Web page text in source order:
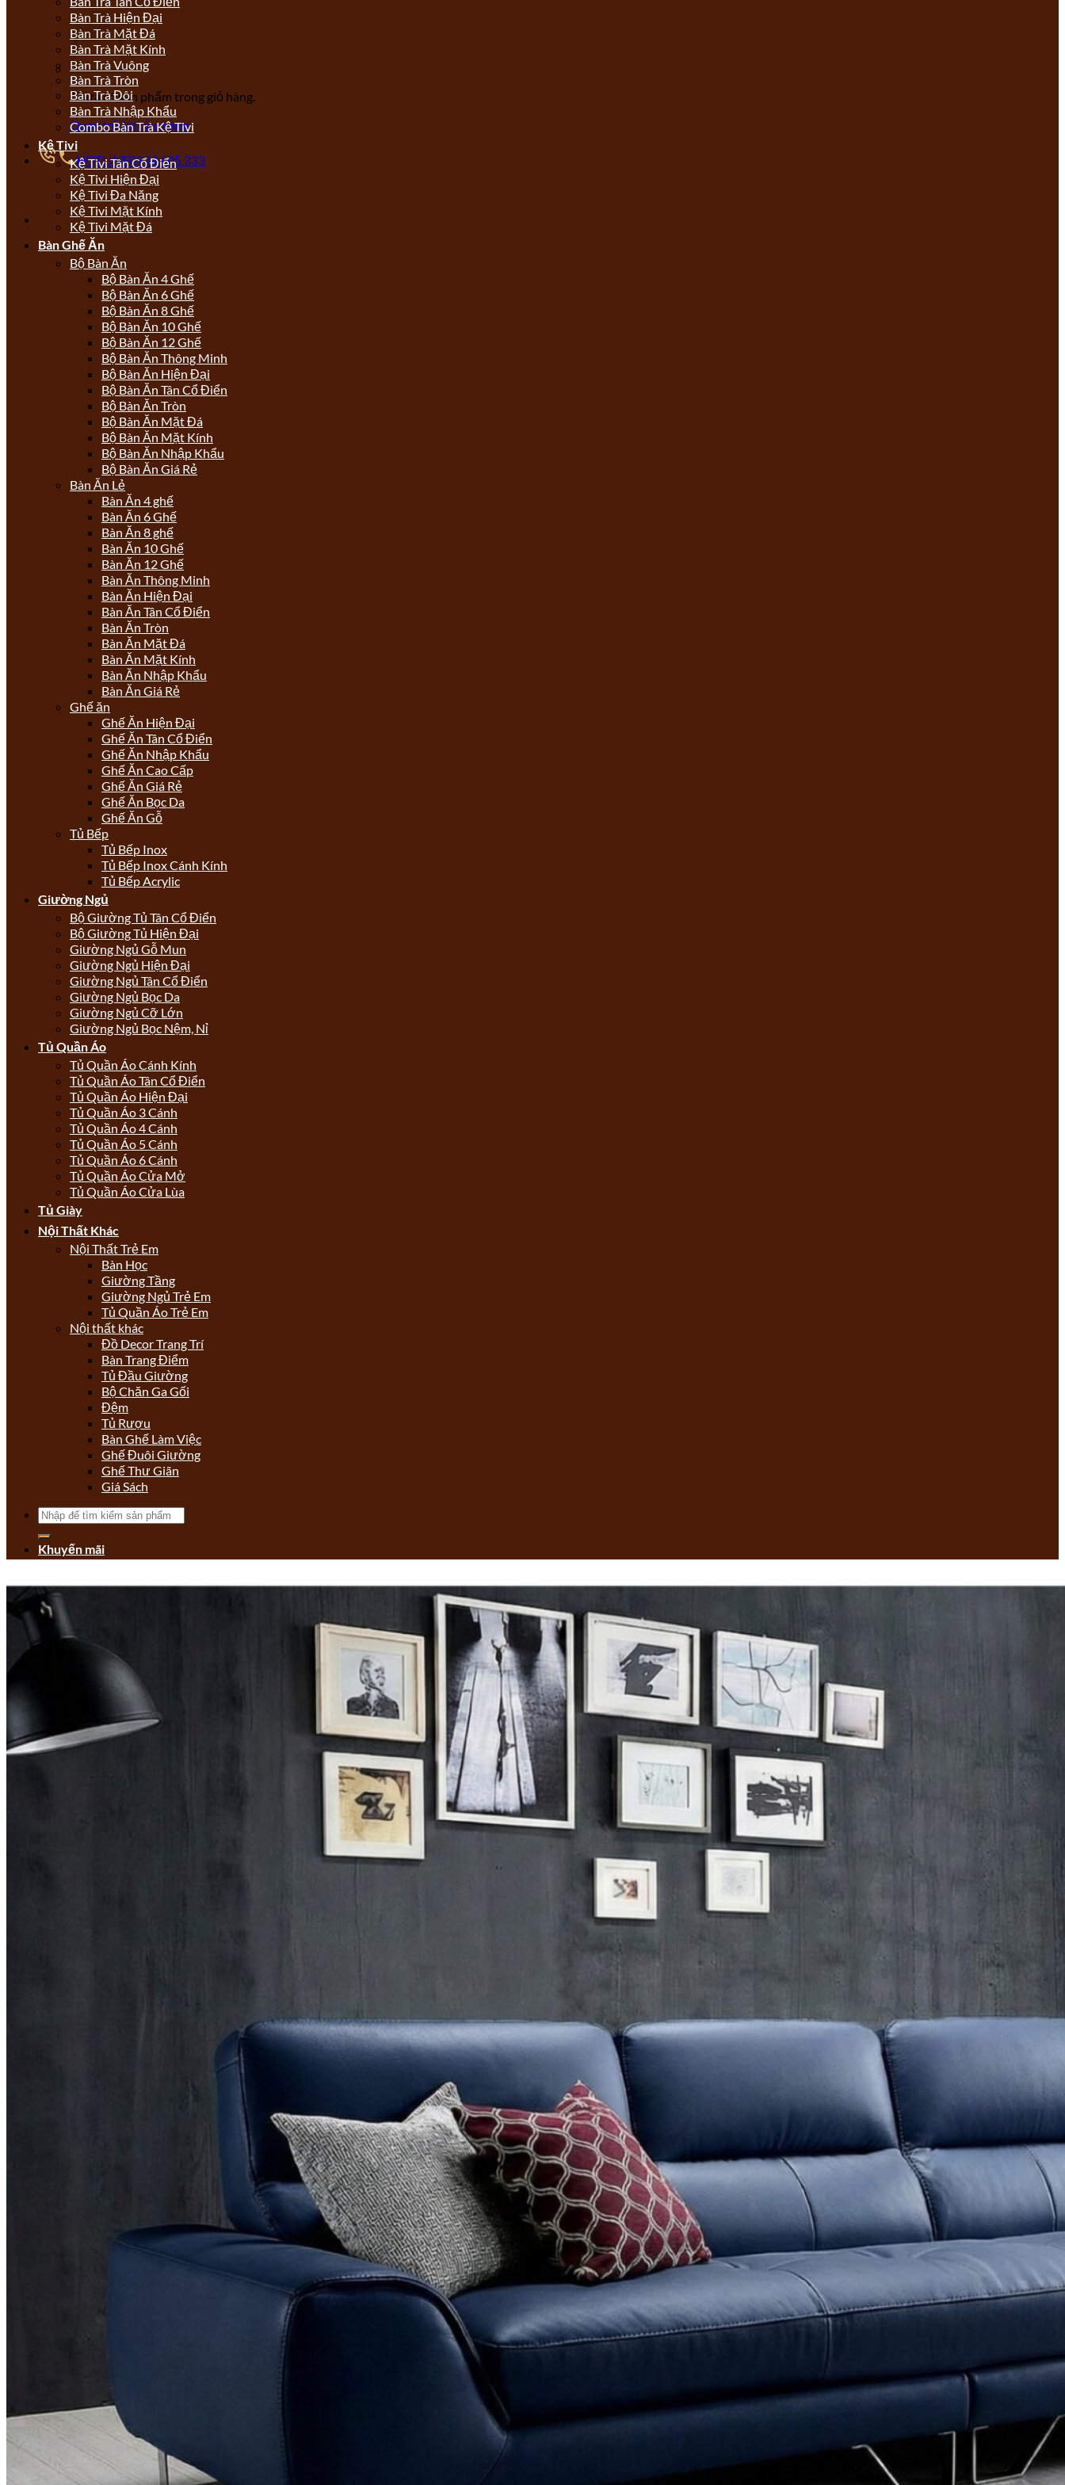
Chưa có sản phẩm trong giỏ hàng.
Quay trở lại cửa hàng
HOTLINE0934.605.333
Bàn Trà Hiện Đại
Bàn Trà Mặt Đá
Bàn Trà Mặt Kính
Bàn Trà Vuông
Bàn Trà Tròn
Bàn Trà Đôi
Bàn Trà Nhập Khẩu
Combo Bàn Trà Kệ Tivi
Kệ Tivi
Kệ Tivi Tân Cổ Điển
Kệ Tivi Hiện Đại
Kệ Tivi Đa Năng
Kệ Tivi Mặt Kính
Kệ Tivi Mặt Đá
Bàn Ghế Ăn
Bộ Bàn Ăn
Bộ Bàn Ăn 4 Ghế
Bộ Bàn Ăn 6 Ghế
Bộ Bàn Ăn 8 Ghế
Bộ Bàn Ăn 10 Ghế
Bộ Bàn Ăn 12 Ghế
Bộ Bàn Ăn Thông Minh
Bộ Bàn Ăn Hiện Đại
Bộ Bàn Ăn Tân Cổ Điển
Bộ Bàn Ăn Tròn
Bộ Bàn Ăn Mặt Đá
Bộ Bàn Ăn Mặt Kính
Bộ Bàn Ăn Nhập Khẩu
Bộ Bàn Ăn Giá Rẻ
Bàn Ăn Lẻ
Bàn Ăn 4 ghế
Bàn Ăn 6 Ghế
Bàn Ăn 8 ghế
Bàn Ăn 10 Ghế
Bàn Ăn 12 Ghế
Bàn Ăn Thông Minh
Bàn Ăn Hiện Đại
Bàn Ăn Tân Cổ Điển
Bàn Ăn Tròn
Bàn Ăn Mặt Đá
Bàn Ăn Mặt Kính
Bàn Ăn Nhập Khẩu
Bàn Ăn Giá Rẻ
Ghế ăn
Ghế Ăn Hiện Đại
Ghế Ăn Tân Cổ Điển
Ghế Ăn Nhập Khẩu
Ghế Ăn Cao Cấp
Ghế Ăn Giá Rẻ
Ghế Ăn Bọc Da
Ghế Ăn Gỗ
Tủ Bếp
Tủ Bếp Inox
Tủ Bếp Inox Cánh Kính
Tủ Bếp Acrylic
Giường Ngủ
Bộ Giường Tủ Tân Cổ Điển
Bộ Giường Tủ Hiện Đại
Giường Ngủ Gỗ Mun
Giường Ngủ Hiện Đại
Giường Ngủ Tân Cổ Điển
Giường Ngủ Bọc Da
Giường Ngủ Cỡ Lớn
Giường Ngủ Bọc Nệm, Nỉ
Tủ Quần Áo
Tủ Quần Áo Cánh Kính
Tủ Quần Áo Tân Cổ Điển
Tủ Quần Áo Hiện Đại
Tủ Quần Áo 3 Cánh
Tủ Quần Áo 4 Cánh
Tủ Quần Áo 5 Cánh
Tủ Quần Áo 6 Cánh
Tủ Quần Áo Cửa Mở
Tủ Quần Áo Cửa Lùa
Tủ Giày
Nội Thất Khác
Nội Thất Trẻ Em
Bàn Học
Giường Tầng
Giường Ngủ Trẻ Em
Tủ Quần Áo Trẻ Em
Nội thất khác
Đồ Decor Trang Trí
Bàn Trang Điểm
Tủ Đầu Giường
Bộ Chăn Ga Gối
Đệm
Tủ Rượu
Bàn Ghế Làm Việc
Ghế Đuôi Giường
Ghế Thư Giãn
Giá Sách
Tìm
kiếm:
Khuyến mãi